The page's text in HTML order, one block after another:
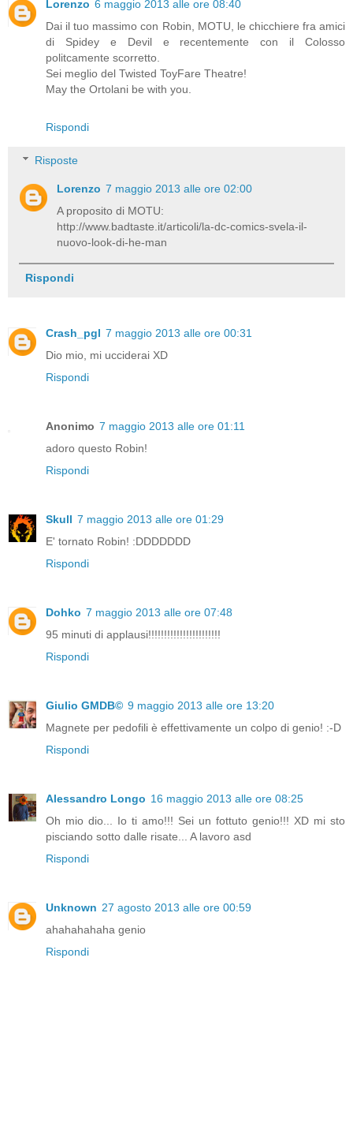
Lorenzo 6 maggio 2013 alle ore 08:40
Dai il tuo massimo con Robin, MOTU, le chicchiere fra amici
di Spidey e Devil e recentemente con il Colosso
politcamente scorretto.
Sei meglio del Twisted ToyFare Theatre!
May the Ortolani be with you.
Rispondi
Risposte
Lorenzo 7 maggio 2013 alle ore 02:00
A proposito di MOTU:
http://www.badtaste.it/articoli/la-dc-comics-svela-il-
nuovo-look-di-he-man
Rispondi
Crash_pgl 7 maggio 2013 alle ore 00:31
Dio mio, mi ucciderai XD
Rispondi
Anonimo 7 maggio 2013 alle ore 01:11
adoro questo Robin!
Rispondi
Skull 7 maggio 2013 alle ore 01:29
E' tornato Robin! :DDDDDDD
Rispondi
Dohko 7 maggio 2013 alle ore 07:48
95 minuti di applausi!!!!!!!!!!!!!!!!!!!!!!!
Rispondi
Giulio GMDB© 9 maggio 2013 alle ore 13:20
Magnete per pedofili è effettivamente un colpo di genio! :-D
Rispondi
Alessandro Longo 16 maggio 2013 alle ore 08:25
Oh mio dio... Io ti amo!!! Sei un fottuto genio!!! XD mi sto
pisciando sotto dalle risate... A lavoro asd
Rispondi
Unknown 27 agosto 2013 alle ore 00:59
ahahahahaha genio
Rispondi